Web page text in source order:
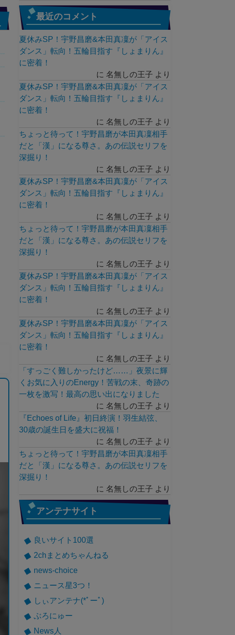
最近のコメント
夏休みSP！宇野昌磨&本田真凜が「アイス
ダンス」転向！五輪目指す『しょまりん』
に密着！
に 名無しの王子 より
夏休みSP！宇野昌磨&本田真凜が「アイス
ダンス」転向！五輪目指す『しょまりん』
に密着！
に 名無しの王子 より
ちょっと待って！宇野昌磨が本田真凜相手
だと「漢」になる尊さ。あの伝説セリフを
深掘り！
に 名無しの王子 より
夏休みSP！宇野昌磨&本田真凜が「アイス
ダンス」転向！五輪目指す『しょまりん』
に密着！
に 名無しの王子 より
ちょっと待って！宇野昌磨が本田真凜相手
だと「漢」になる尊さ。あの伝説セリフを
深掘り！
に 名無しの王子 より
夏休みSP！宇野昌磨&本田真凜が「アイス
ダンス」転向！五輪目指す『しょまりん』
に密着！
に 名無しの王子 より
夏休みSP！宇野昌磨&本田真凜が「アイス
ダンス」転向！五輪目指す『しょまりん』
に密着！
に 名無しの王子 より
「すっごく難しかったけど……」夜景に輝
くお気に入りのEnergy！苦戦の末、奇跡の
一枚を激写！最高の思い出になりました
に 名無しの王子 より
『Echoes of Life』初日終演！羽生結弦、
30歳の誕生日を盛大に祝福！
に 名無しの王子 より
ちょっと待って！宇野昌磨が本田真凜相手
だと「漢」になる尊さ。あの伝説セリフを
深掘り！
に 名無しの王子 より
アンテナサイト
良いサイト100選
2chまとめちゃんねる
news-choice
ニュース星3つ！
しぃアンテナ(*ﾟーﾟ)
ぶろにゅー
News人